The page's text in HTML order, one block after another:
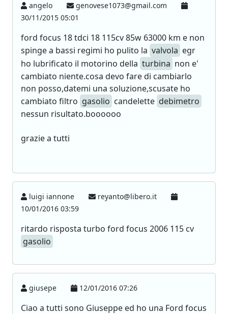
angelo
genovese1073@gmail.com
30/11/2015 05:01
ford focus 18 tdci 18 115cv 85w 63000 km e non
spinge a bassi regimi ho pulito la valvola egr
ho lubrificato il motorino della turbina non e'
cambiato niente.cosa devo fare di cambiarlo
non posso,datemi una soluzione,scusate ho
cambiato filtro gasolio candelette debimetro
nessun risultato.boooooo
grazie a tutti
luigi iannone
reyanto@libero.it
10/01/2016 03:59
ritardo risposta turbo ford focus 2006 115 cv
gasolio
giusepe 12/01/2016 07:26
Ciao a tutti sono Giuseppe ed ho una Ford focus